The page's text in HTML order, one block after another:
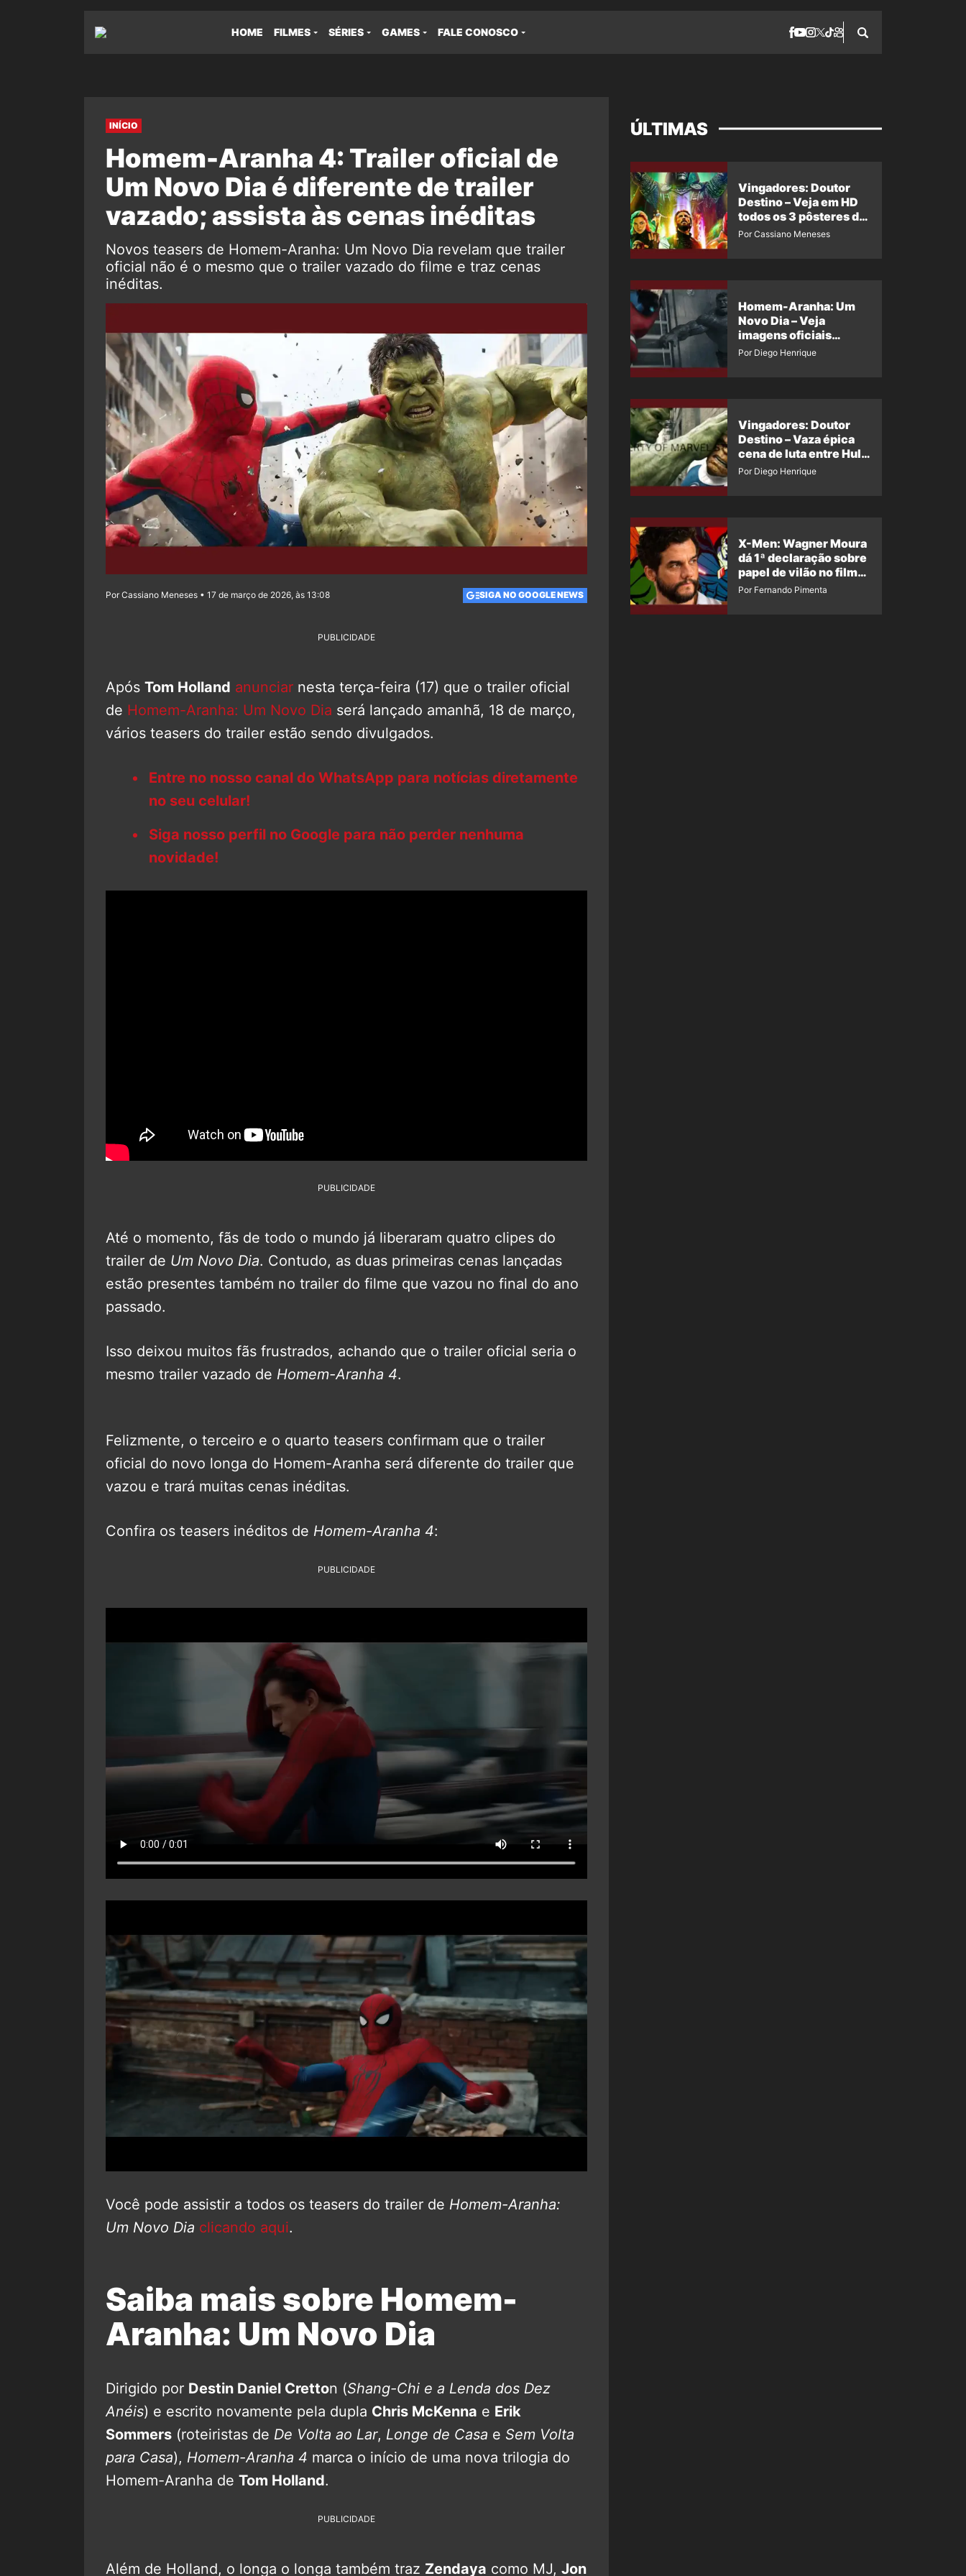
HOME FILMES SÉRIES GAMES FALE CONOSCO
INÍCIO
Homem-Aranha 4: Trailer oficial de
Um Novo Dia é diferente de trailer
vazado; assista às cenas inéditas
Novos teasers de Homem-Aranha: Um Novo Dia revelam que trailer
oficial não é o mesmo que o trailer vazado do filme e traz cenas
inéditas.
Por Cassiano Meneses • 17 de março de 2026, às 13:08 SIGA NO GOOGLE NEWS
PUBLICIDADE
Após Tom Holland anunciar nesta terça-feira (17) que o trailer oficial
de Homem-Aranha: Um Novo Dia será lançado amanhã, 18 de março,
vários teasers do trailer estão sendo divulgados.
Entre no nosso canal do WhatsApp para notícias diretamente
no seu celular!
Siga nosso perfil no Google para não perder nenhuma
novidade!
PUBLICIDADE
Até o momento, fãs de todo o mundo já liberaram quatro clipes do
trailer de Um Novo Dia. Contudo, as duas primeiras cenas lançadas
estão presentes também no trailer do filme que vazou no final do ano
passado.
Isso deixou muitos fãs frustrados, achando que o trailer oficial seria o
mesmo trailer vazado de Homem-Aranha 4.
Felizmente, o terceiro e o quarto teasers confirmam que o trailer
oficial do novo longa do Homem-Aranha será diferente do trailer que
vazou e trará muitas cenas inéditas.
Confira os teasers inéditos de Homem-Aranha 4:
PUBLICIDADE
Você pode assistir a todos os teasers do trailer de Homem-Aranha:
Um Novo Dia clicando aqui.
Saiba mais sobre Homem-
Aranha: Um Novo Dia
Dirigido por Destin Daniel Cretton (Shang-Chi e a Lenda dos Dez
Anéis) e escrito novamente pela dupla Chris McKenna e Erik
Sommers (roteiristas de De Volta ao Lar, Longe de Casa e Sem Volta
para Casa), Homem-Aranha 4 marca o início de uma nova trilogia do
Homem-Aranha de Tom Holland.
PUBLICIDADE
Além de Holland, o longa o longa também traz Zendaya como MJ, Jon
ÚLTIMAS
Vingadores: Doutor
Destino – Veja em HD
todos os 3 pôsteres de
‘Doomsday’ + 1 imagem
Por Cassiano Meneses
Homem-Aranha: Um
Novo Dia – Veja
imagens oficiais
descartadas do Hulk
Por Diego Henrique
Vingadores: Doutor
Destino – Vaza épica
cena de luta entre Hulk
e o Coisa
Por Diego Henrique
X-Men: Wagner Moura
dá 1ª declaração sobre
papel de vilão no filme
da Marvel
Por Fernando Pimenta